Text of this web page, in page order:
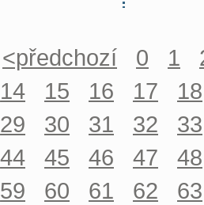
<předchozí 0 1
14 15 16 17
18
29 30 31 32
33
44 45 46 47
48
59 60 61 62
63